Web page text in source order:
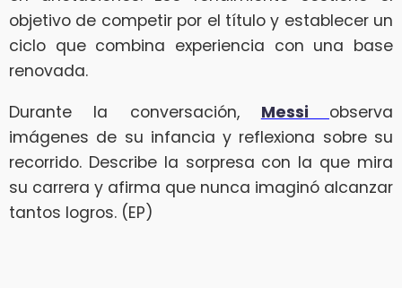
objetivo de competir por el título y establecer un
ciclo que combina experiencia con una base
renovada.
Durante la conversación, Messi observa
imágenes de su infancia y reflexiona sobre su
recorrido. Describe la sorpresa con la que mira
su carrera y afirma que nunca imaginó alcanzar
tantos logros. (EP)